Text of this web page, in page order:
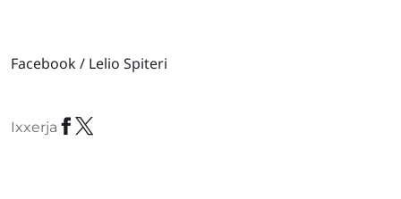
Facebook / Lelio Spiteri
Ixxerja